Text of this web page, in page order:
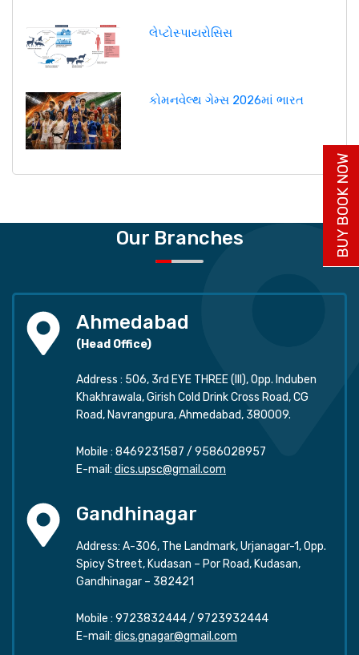
લેપ્ટોસ્પાયરોસિસ
કોમનવેલ્થ ગેમ્સ 2026માં ભારત
Our Branches
Ahmedabad
(Head Office)
Address : 506, 3rd EYE THREE (III), Opp. Induben
Khakhrawala, Girish Cold Drink Cross Road, CG
Road, Navrangpura, Ahmedabad, 380009.
Mobile : 8469231587 / 9586028957
E-mail: dics.upsc@gmail.com
Gandhinagar
Address: A-306, The Landmark, Urjanagar-1, Opp.
Spicy Street, Kudasan – Por Road, Kudasan,
Gandhinagar – 382421
Mobile : 9723832444/ 9723932444
E-mail: dics.gnagar@gmail.com
BUY BOOK NOW